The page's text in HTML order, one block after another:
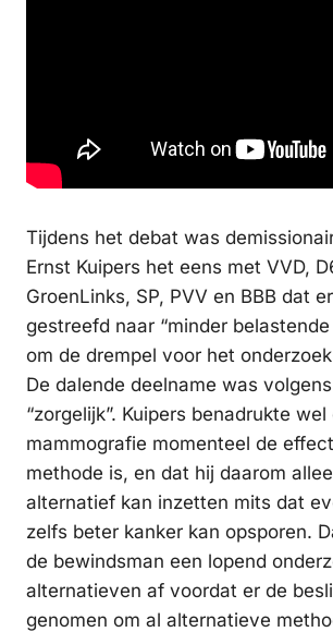
Tijdens het debat was
Ernst Kuipers het eens met VVD,
GroenLinks, SP, PVV en BBB dat
gestreefd naar “minder
om de drempel voor het
De dalende deelname was
“zorgelijk”. Kuipers benadrukte wel
mammografie momenteel de
methode is, en dat hij daarom
alternatief kan inzetten mits dat
zelfs beter kanker kan opsporen.
de bewindsman een lopend
alternatieven af voordat er de
genomen om al alternatieve